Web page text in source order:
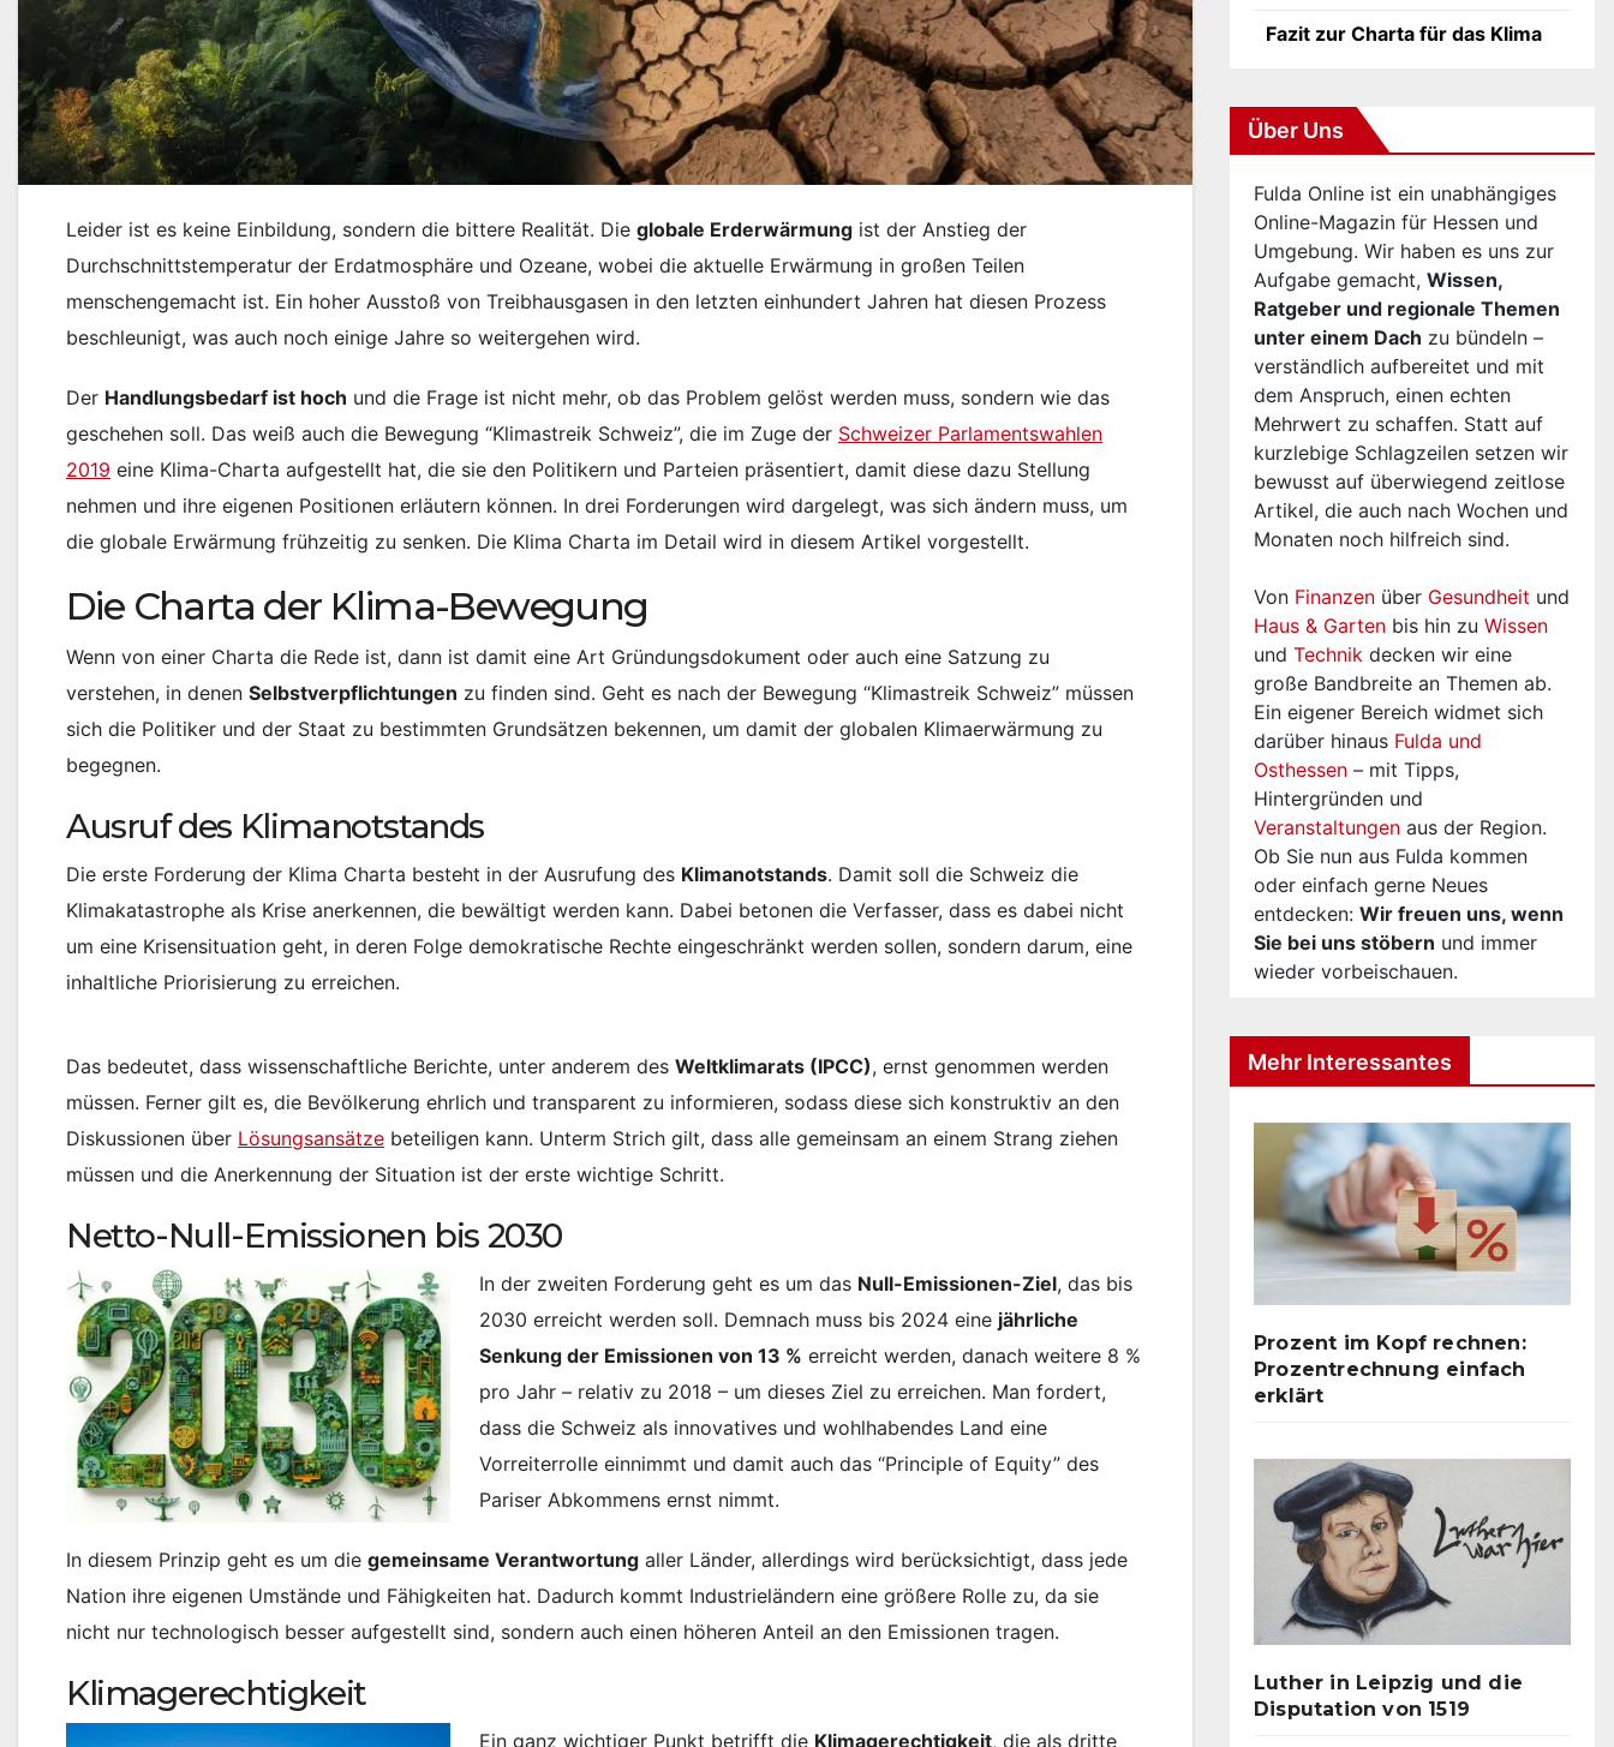
Leider ist es keine Einbildung, sondern die bittere Realität. Die globale Erderwärmung ist der Anstieg der
Durchschnittstemperatur der Erdatmosphäre und Ozeane, wobei die aktuelle Erwärmung in großen Teilen
menschengemacht ist. Ein hoher Ausstoß von Treibhausgasen in den letzten einhundert Jahren hat diesen Prozess
beschleunigt, was auch noch einige Jahre so weitergehen wird.
Der Handlungsbedarf ist hoch und die Frage ist nicht mehr, ob das Problem gelöst werden muss, sondern wie das
geschehen soll. Das weiß auch die Bewegung “Klimastreik Schweiz”, die im Zuge der Schweizer Parlamentswahlen
2019 eine Klima-Charta aufgestellt hat, die sie den Politikern und Parteien präsentiert, damit diese dazu Stellung
nehmen und ihre eigenen Positionen erläutern können. In drei Forderungen wird dargelegt, was sich ändern muss, um
die globale Erwärmung frühzeitig zu senken. Die Klima Charta im Detail wird in diesem Artikel vorgestellt.
Die Charta der Klima-Bewegung
Wenn von einer Charta die Rede ist, dann ist damit eine Art Gründungsdokument oder auch eine Satzung zu
verstehen, in denen Selbstverpflichtungen zu finden sind. Geht es nach der Bewegung “Klimastreik Schweiz” müssen
sich die Politiker und der Staat zu bestimmten Grundsätzen bekennen, um damit der globalen Klimaerwärmung zu
begegnen.
Ausruf des Klimanotstands
Die erste Forderung der Klima Charta besteht in der Ausrufung des Klimanotstands. Damit soll die Schweiz die
Klimakatastrophe als Krise anerkennen, die bewältigt werden kann. Dabei betonen die Verfasser, dass es dabei nicht
um eine Krisensituation geht, in deren Folge demokratische Rechte eingeschränkt werden sollen, sondern darum, eine
inhaltliche Priorisierung zu erreichen.
Das bedeutet, dass wissenschaftliche Berichte, unter anderem des Weltklimarats (IPCC), ernst genommen werden
müssen. Ferner gilt es, die Bevölkerung ehrlich und transparent zu informieren, sodass diese sich konstruktiv an den
Diskussionen über Lösungsansätze beteiligen kann. Unterm Strich gilt, dass alle gemeinsam an einem Strang ziehen
müssen und die Anerkennung der Situation ist der erste wichtige Schritt.
Netto-Null-Emissionen bis 2030
In der zweiten Forderung geht es um das Null-Emissionen-Ziel, das bis
2030 erreicht werden soll. Demnach muss bis 2024 eine jährliche
Senkung der Emissionen von 13 % erreicht werden, danach weitere 8 %
pro Jahr – relativ zu 2018 – um dieses Ziel zu erreichen. Man fordert,
dass die Schweiz als innovatives und wohlhabendes Land eine
Vorreiterrolle einnimmt und damit auch das “Principle of Equity” des
Pariser Abkommens ernst nimmt.
In diesem Prinzip geht es um die gemeinsame Verantwortung aller Länder, allerdings wird berücksichtigt, dass jede
Nation ihre eigenen Umstände und Fähigkeiten hat. Dadurch kommt Industrieländern eine größere Rolle zu, da sie
nicht nur technologisch besser aufgestellt sind, sondern auch einen höheren Anteil an den Emissionen tragen.
Klimagerechtigkeit
Ein ganz wichtiger Punkt betrifft die Klimagerechtigkeit, die als dritte
Fazit zur Charta für das Klima
Über Uns
Fulda Online ist ein unabhängiges
Online-Magazin für Hessen und
Umgebung. Wir haben es uns zur
Aufgabe gemacht, Wissen,
Ratgeber und regionale Themen
unter einem Dach zu bündeln –
verständlich aufbereitet und mit
dem Anspruch, einen echten
Mehrwert zu schaffen. Statt auf
kurzlebige Schlagzeilen setzen wir
bewusst auf überwiegend zeitlose
Artikel, die auch nach Wochen und
Monaten noch hilfreich sind.
Von Finanzen über Gesundheit und
Haus & Garten bis hin zu Wissen
und Technik decken wir eine
große Bandbreite an Themen ab.
Ein eigener Bereich widmet sich
darüber hinaus Fulda und
Osthessen – mit Tipps,
Hintergründen und
Veranstaltungen aus der Region.
Ob Sie nun aus Fulda kommen
oder einfach gerne Neues
entdecken: Wir freuen uns, wenn
Sie bei uns stöbern und immer
wieder vorbeischauen.
Mehr Interessantes
Prozent im Kopf rechnen:
Prozentrechnung einfach
erklärt
Luther in Leipzig und die
Disputation von 1519